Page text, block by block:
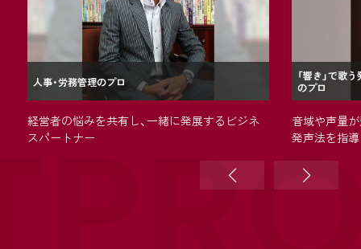
人事・労務管理のプロ
経営者の悩みを共有し、一緒に発展するビジネ
スパートナー
「響き」で歌
のプロ
音域や声量
発声法を指導